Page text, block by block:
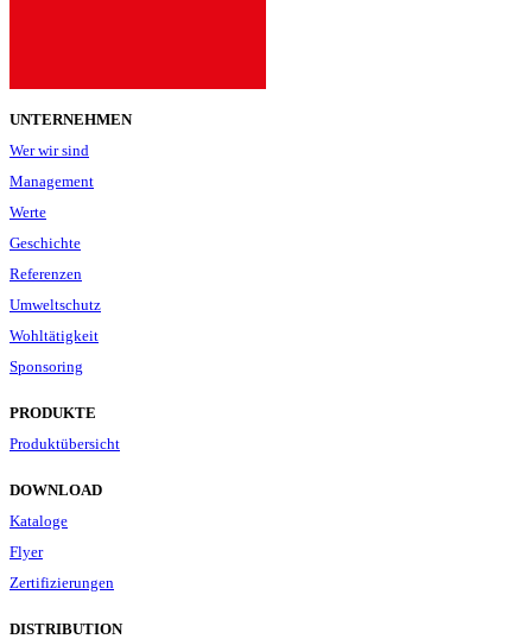
UNTERNEHMEN
Wer wir sind
Management
Werte
Geschichte
Referenzen
Umweltschutz
Wohltätigkeit
Sponsoring
PRODUKTE
Produktübersicht
DOWNLOAD
Kataloge
Flyer
Zertifizierungen
DISTRIBUTION